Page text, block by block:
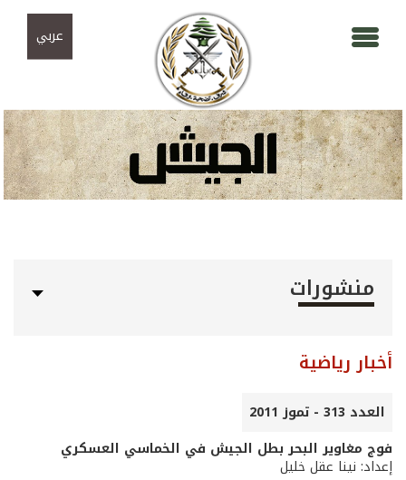
عربي
منشورات
أخبار رياضية
العدد 313 - تموز 2011
فوج مغاوير البحر بطل الجيش في الخماسي العسكري
إعداد: نينا عقل خليل